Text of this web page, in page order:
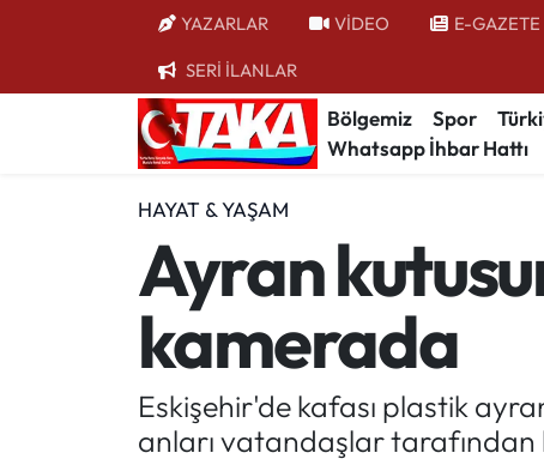
YAZARLAR VİDEO E-GAZETE
SERİ İLANLAR
Bölgemiz Spor
Whatsapp İhbar Hattı
HAYAT & YAŞAM
Ayran
kamerada
Eskişehir'de kafası plastik
anları vatandaşlar tarafından
Bölgemiz
Kültür/Sanat
Politik Kulis
Trabzon Nöbetçi Eczaneler
Trabzon Hava Durumu
Trabzon Trafik Yoğunluk Haritası
Süper Lig Puan Durumu ve Fikstür
Tüm Manşetler
Son Dakika Haberleri
Haber Arşivi